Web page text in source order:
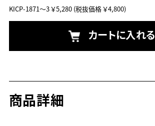
KICP-1871～3￥5,280(税抜価格 ￥4,800)
カートに入れる
商品詳細